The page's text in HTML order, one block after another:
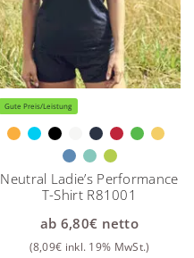
Gute Preis/Leistung
Neutral Ladie’s Performance
T-Shirt R81001
ab 6,80€ netto
(8,09€ inkl. 19% MwSt.)